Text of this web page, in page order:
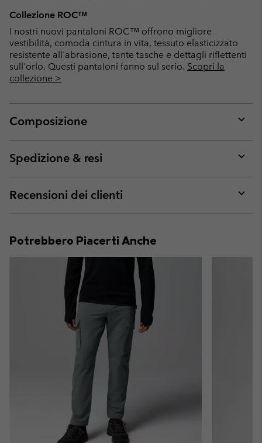
Collezione ROC™
I nostri nuovi pantaloni ROC™ offrono migliore
vestibilità, comoda cintura in vita, tessuto elasticizzato
resistente all'abrasione, tante tasche e dettagli riflettenti
sull'orlo. Questi pantaloni fanno sul serio. Scopri la
collezione >
Composizione
or
Spedizione & resi
or
Recensioni dei clienti
or
Potrebbero Piacerti Anche